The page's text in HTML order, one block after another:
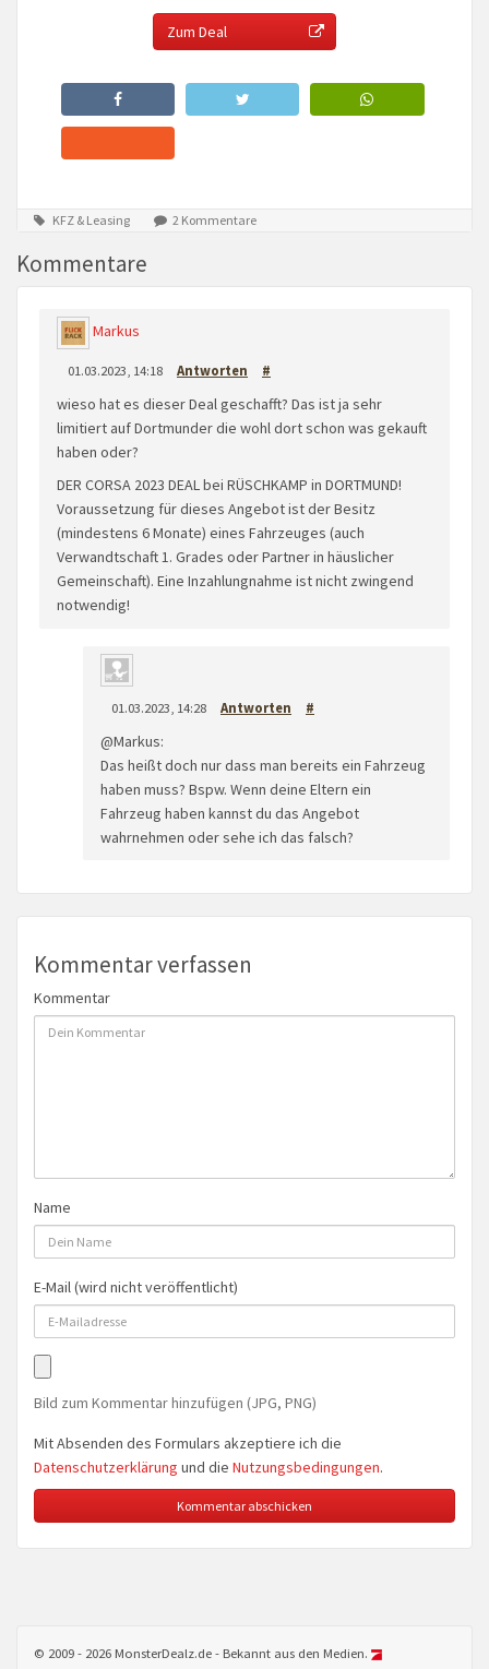
Zum Deal
KFZ & Leasing 2 Kommentare
Kommentare
Markus
01.03.2023, 14:18 Antworten #
wieso hat es dieser Deal geschafft? Das ist ja sehr
limitiert auf Dortmunder die wohl dort schon was gekauft
haben oder?
DER CORSA 2023 DEAL bei RÜSCHKAMP in DORTMUND!
Voraussetzung für dieses Angebot ist der Besitz
(mindestens 6 Monate) eines Fahrzeuges (auch
Verwandtschaft 1. Grades oder Partner in häuslicher
Gemeinschaft). Eine Inzahlungnahme ist nicht zwingend
notwendig!
01.03.2023, 14:28 Antworten #
@Markus:
Das heißt doch nur dass man bereits ein Fahrzeug
haben muss? Bspw. Wenn deine Eltern ein
Fahrzeug haben kannst du das Angebot
wahrnehmen oder sehe ich das falsch?
Kommentar verfassen
Kommentar
Name
E-Mail (wird nicht veröffentlicht)
Bild zum Kommentar hinzufügen (JPG, PNG)
Mit Absenden des Formulars akzeptiere ich die
Datenschutzerklärung und die Nutzungsbedingungen.
© 2009 - 2026 MonsterDealz.de - Bekannt aus den Medien.